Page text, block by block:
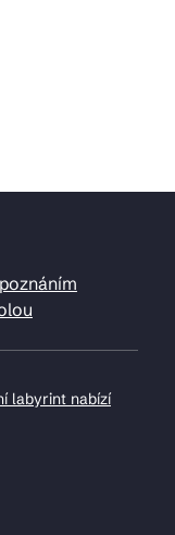
labyrint nabízí